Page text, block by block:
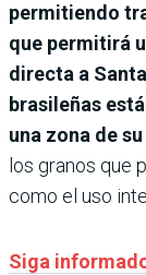
permitiendo
que permitirá
directa a
brasileñas
una zona de
los granos que
como el uso
Siga